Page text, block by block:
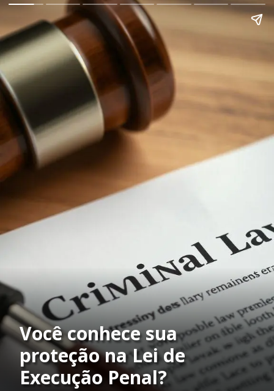
Você conhece sua
proteção na Lei de
Execução Penal?